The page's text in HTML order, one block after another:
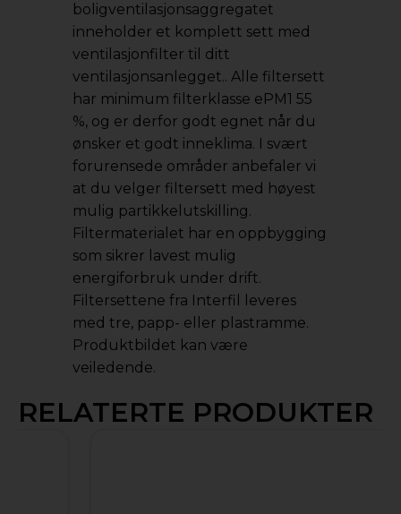
boligventilasjonsaggregatet
inneholder et komplett sett med
ventilasjonfilter til ditt
ventilasjonsanlegget.. Alle filtersett
har minimum filterklasse ePM1 55
%, og er derfor godt egnet når du
ønsker et godt inneklima. I svært
forurensede områder anbefaler vi
at du velger filtersett med høyest
mulig partikkelutskilling.
Filtermaterialet har en oppbygging
som sikrer lavest mulig
energiforbruk under drift.
Filtersettene fra Interfil leveres
med tre, papp- eller plastramme.
Produktbildet kan være
veiledende.
RELATERTE PRODUKTER